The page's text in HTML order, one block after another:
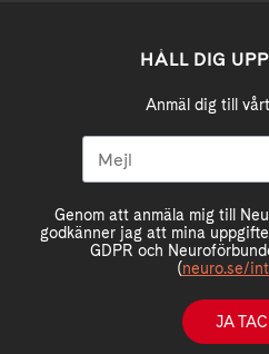
HÅLL DIG
Anmäl dig till
Genom att anmäla mig till
godkänner jag att mina
GDPR och
(neuro.se/
JA